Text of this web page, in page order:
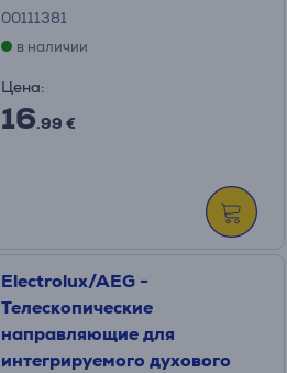
00111381
в наличии
Цена:
16.99 €
Electrolux/AEG -
Телескопические
направляющие для
интегрируемого духового